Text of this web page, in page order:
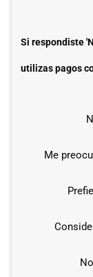
Si respondiste
utilizas pagos
Me